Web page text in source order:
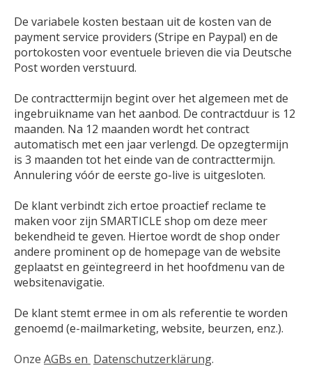
De variabele kosten bestaan uit de kosten van de
payment service providers (Stripe en Paypal) en de
portokosten voor eventuele brieven die via Deutsche
Post worden verstuurd.
De contracttermijn begint over het algemeen met de
ingebruikname van het aanbod. De contractduur is 12
maanden. Na 12 maanden wordt het contract
automatisch met een jaar verlengd. De opzegtermijn
is 3 maanden tot het einde van de contracttermijn.
Annulering vóór de eerste go-live is uitgesloten.
De klant verbindt zich ertoe proactief reclame te
maken voor zijn SMARTICLE shop om deze meer
bekendheid te geven. Hiertoe wordt de shop onder
andere prominent op de homepage van de website
geplaatst en geïntegreerd in het hoofdmenu van de
websitenavigatie.
De klant stemt ermee in om als referentie te worden
genoemd (e-mailmarketing, website, beurzen, enz.).
Onze AGBs en Datenschutzerklärung.